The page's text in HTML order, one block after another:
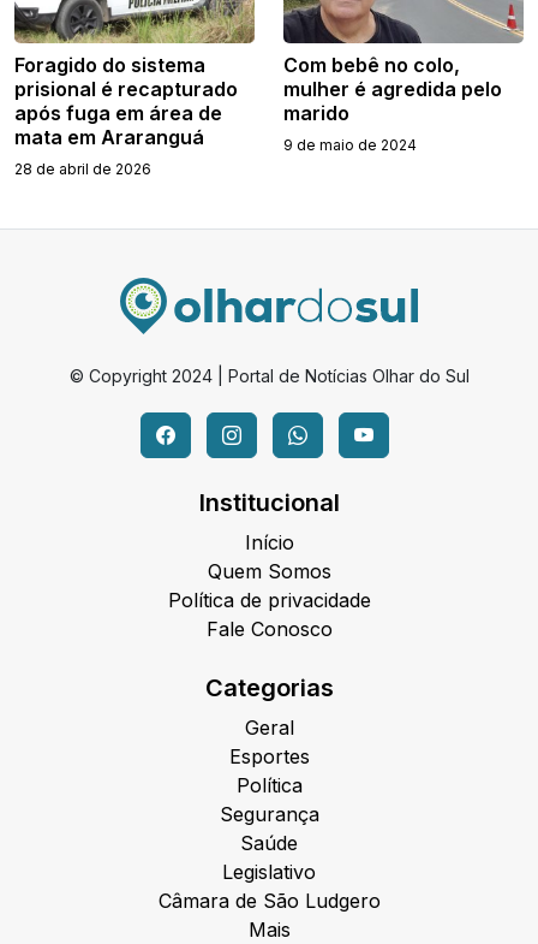
Foragido do sistema
prisional é recapturado
após fuga em área de
mata em Araranguá
28 de abril de 2026
Com bebê no colo,
mulher é agredida pelo
marido
9 de maio de 2024
© Copyright 2024 | Portal de Notícias Olhar do Sul
Institucional
Início
Quem Somos
Política de privacidade
Fale Conosco
Categorias
Geral
Esportes
Política
Segurança
Saúde
Legislativo
Câmara de São Ludgero
Mais